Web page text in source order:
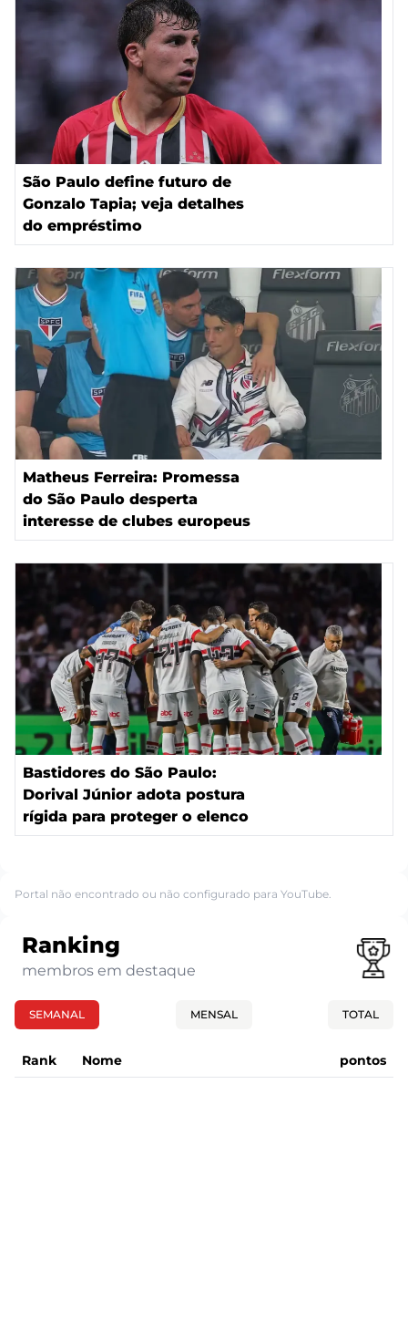
São Paulo define futuro de
Gonzalo Tapia; veja detalhes
do empréstimo
Matheus Ferreira: Promessa
do São Paulo desperta
interesse de clubes europeus
Bastidores do São Paulo:
Dorival Júnior adota postura
rígida para proteger o elenco
Portal não encontrado ou não configurado para YouTube.
Ranking
membros em destaque
SEMANAL MENSAL TOTAL
Rank Nome pontos